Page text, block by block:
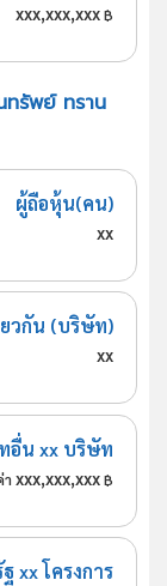
xxx,xxx,xxx฿
ทรัพย์ ทราน
ผู้ถือหุ้น(คน)
xx
วกัน (บริษัท)
xx
อื่น xx บริษัท
xxx,xxx,xxx ฿
xx โครงการ